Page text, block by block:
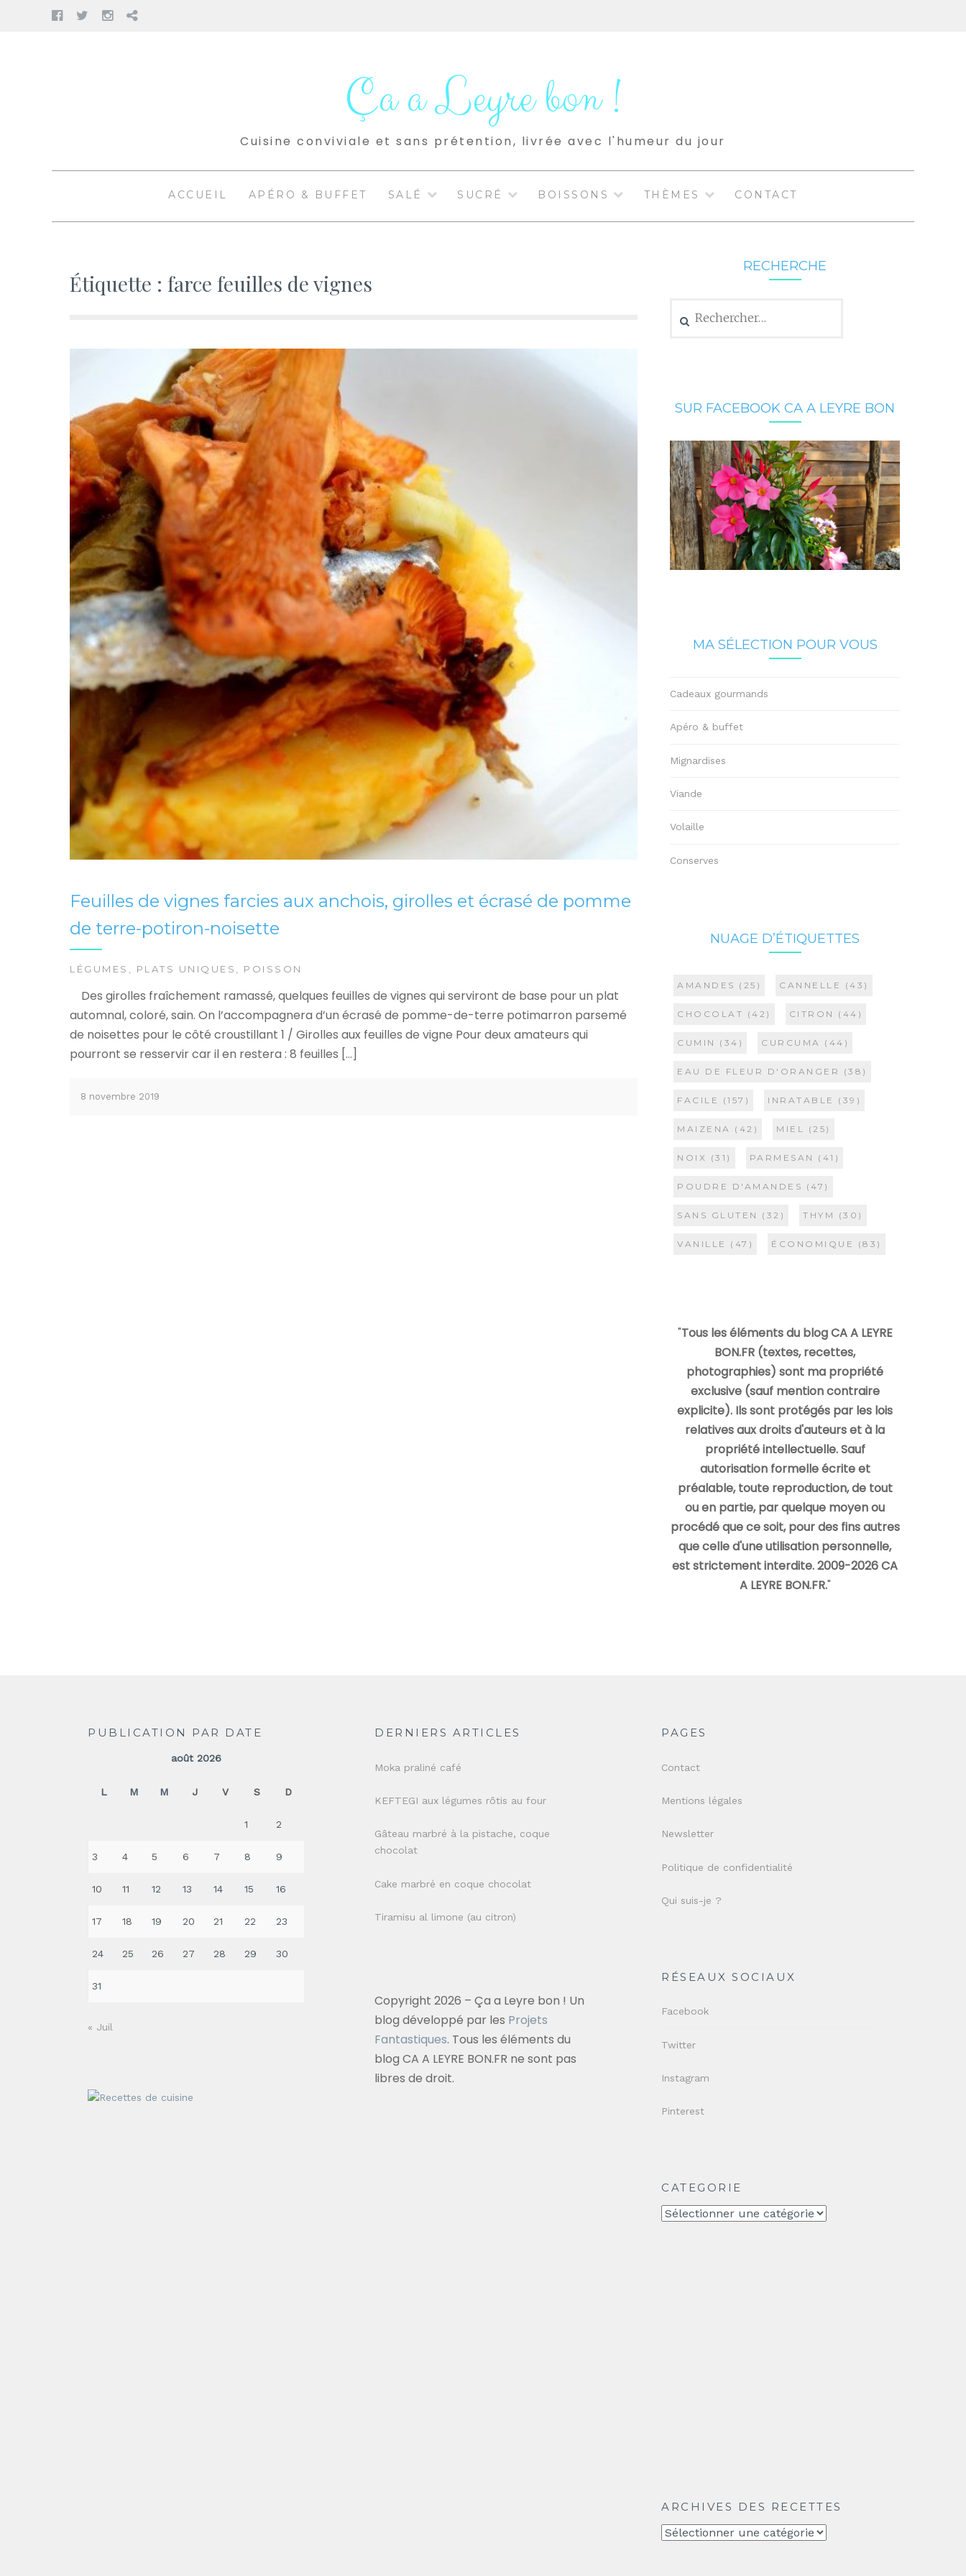
FacebookTwitter
Instagram
Pinterest
Ça a Leyre bon !
Cuisine conviviale et sans prétention, livrée avec l'humeur du jour
ACCUEIL APÉRO & BUFFET SALÉ SUCRÉ BOISSONS THÈMES CONTACT
Étiquette : farce feuilles de vignes
Feuilles de vignes farcies aux anchois, girolles et écrasé de pomme
de terre-potiron-noisette
LÉGUMES PLATS UNIQUES POISSON
Des girolles fraîchement ramassé, quelques feuilles de vignes qui serviront de base pour un plat
automnal, coloré, sain. On l’accompagnera d’un écrasé de pomme-de-terre potimarron parsemé
de noisettes pour le côté croustillant 1 / Girolles aux feuilles de vigne Pour deux amateurs qui
pourront se resservir car il en restera : 8 feuilles […]
8 novembre 2019
RECHERCHE
SUR FACEBOOK CA A LEYRE BON
MA SÉLECTION POUR VOUS
Cadeaux gourmands
Apéro & buffet
Mignardises
Viande
Volaille
Conserves
NUAGE D’ÉTIQUETTES
AMANDES (25) CANNELLE (43)
CHOCOLAT (42) CITRON (44)
CUMIN (34) CURCUMA (44)
EAU DE FLEUR D'ORANGER (38)
FACILE (157) INRATABLE (39)
MAIZENA (42) MIEL (25)
NOIX (31) PARMESAN (41)
POUDRE D'AMANDES (47)
SANS GLUTEN (32) THYM (30)
VANILLE (47) ÉCONOMIQUE (83)
"Tous les éléments du blog CA A LEYRE
BON.FR (textes, recettes,
photographies) sont ma propriété
exclusive (sauf mention contraire
explicite). Ils sont protégés par les lois
relatives aux droits d'auteurs et à la
propriété intellectuelle. Sauf
autorisation formelle écrite et
préalable, toute reproduction, de tout
ou en partie, par quelque moyen ou
procédé que ce soit, pour des fins autres
que celle d'une utilisation personnelle,
est strictement interdite. 2009-2026 CA
A LEYRE BON.FR."
PUBLICATION PAR DATE
août 2026
L M M J V S D
1 2
3 4 5 6 7 8 9
10 11 12 13 14 15 16
17 18 19 20 21 22 23
24 25 26 27 28 29 30
31
« Juil
DERNIERS ARTICLES
Moka praliné café
KEFTEGI aux légumes rôtis au four
Gâteau marbré à la pistache, coque
chocolat
Cake marbré en coque chocolat
Tiramisu al limone (au citron)
Copyright 2026 – Ça a Leyre bon ! Un
blog développé par les Projets
Fantastiques. Tous les éléments du
blog CA A LEYRE BON.FR ne sont pas
libres de droit.
PAGES
Contact
Mentions légales
Newsletter
Politique de confidentialité
Qui suis-je ?
RÉSEAUX SOCIAUX
Facebook
Twitter
Instagram
Pinterest
CATEGORIE
CATEGORIE
ARCHIVES DES RECETTES
Archives